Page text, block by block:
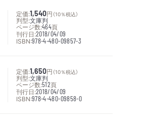
定価:1,540円 （10％税込）
判型:文庫判
ページ数:464頁
刊行日:2018/04/09
ISBN:978-4-480-09857-3
定価:1,650円 （10％税込）
判型:文庫判
ページ数:512頁
刊行日:2018/04/09
ISBN:978-4-480-09858-0